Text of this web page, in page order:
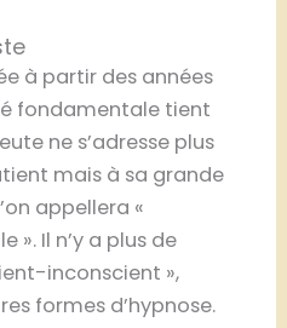
à partir des années
fondamentale tient
ne s’adresse plus
mais à sa grande
appellera «
». Il n’y a plus de
inconscient »,
formes d’hypnose.